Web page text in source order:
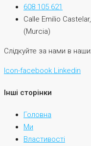
608 105 621
Calle Emilio
(Murcia)
Слідкуйте за нами в
Icon-facebook Linkedin
Інші сторінки
Головна
Ми
Властивості